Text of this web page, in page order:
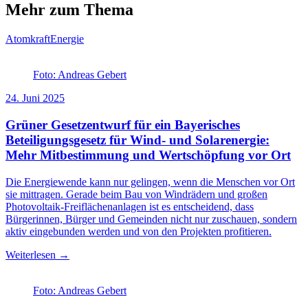
Mehr zum Thema
AtomkraftEnergie
Foto: Andreas Gebert
24. Juni 2025
Grüner Gesetzentwurf für ein Bayerisches
Beteiligungsgesetz für Wind- und Solarenergie:
Mehr Mitbestimmung und Wertschöpfung vor Ort
Die Energiewende kann nur gelingen, wenn die Menschen vor Ort
sie mittragen. Gerade beim Bau von Windrädern und großen
Photovoltaik-Freiflächenanlagen ist es entscheidend, dass
Bürgerinnen, Bürger und Gemeinden nicht nur zuschauen, sondern
aktiv eingebunden werden und von den Projekten profitieren.
Weiterlesen →
Foto: Andreas Gebert